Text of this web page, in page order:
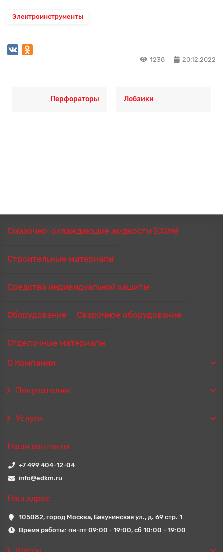
Электроинструменты
1238 20.12.2022
Перфораторы Лобзики
Смазочно-охлаждающие жидкости (СОЖ)
Строительные материалы
Средства индивидуальной защиты
Оборудование Сварочное оборудование
Отделочные материалы
О Компании
Покупателям
Услуги
Наши контакты
+7 499 404-12-04
info@edkm.ru
Наш адрес
105082, город Москва, Бакунинская ул., д. 69 стр. 1
Время работы: пн-пт 09:00 - 19:00, сб 10:00 - 19:00